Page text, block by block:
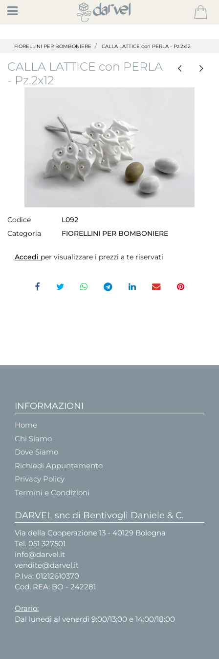
Open
FIORELLINI PER BOMBONIERE CALLA LATTICE con PERLA - Pz.2x12
CALLA LATTICE con PERLA
- Pz.2x12
Codice
L092
Categoria
FIORELLINI PER BOMBONIERE
Accedi per visualizzare i prezzi a te riservati
INFORMAZIONI
Home
Chi Siamo
Dove Siamo
Richiedi Appuntamento
Privacy Policy
Termini e Condizioni
DARVEL snc di Bentivogli Daniele & C.
Via della Cooperazione 13 - 40129 Bologna
Tel. 051 327501
info@darvel.it
vendite@darvel.it
P.Iva: 01212610370
Cod. REA: BO - 242281
Orario:
Dal lunedì al venerdì 9:00/13:00 e 14:00/18:00